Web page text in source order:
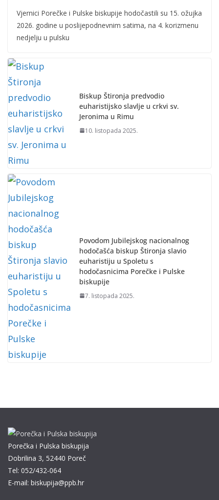
Vjernici Porečke i Pulske biskupije hodočastili su 15. ožujka
2026. godine u poslijepodnevnim satima, na 4. korizmenu
nedjelju u pulsku
Biskup Štironja predvodio
euharistijsko slavlje u crkvi sv.
Jeronima u Rimu
10. listopada 2025.
Povodom Jubilejskog nacionalnog
hodočašća biskup Štironja slavio
euharistiju u Spoletu s
hodočasnicima Porečke i Pulske
biskupije
7. listopada 2025.
Porečka i Pulska biskupija
Dobrilina 3, 52440 Poreč
Tel: 052/432-064
E-mail: biskupija@ppb.hr